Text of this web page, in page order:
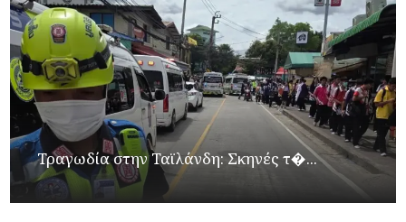
Τραγωδία στην Ταϊλάνδη: Σκηνές τ�...